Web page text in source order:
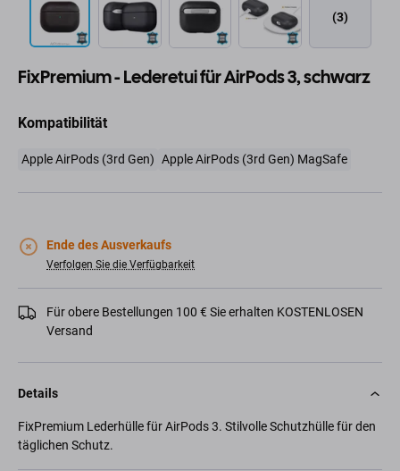
(3)
FixPremium - Lederetui für AirPods 3, schwarz
Kompatibilität
Apple AirPods (3rd Gen) Apple AirPods (3rd Gen) MagSafe
Ende des Ausverkaufs
Verfolgen Sie die Verfügbarkeit
Für obere Bestellungen 100 € Sie erhalten KOSTENLOSEN
Versand
Details
FixPremium Lederhülle für AirPods 3. Stilvolle Schutzhülle für den
täglichen Schutz.